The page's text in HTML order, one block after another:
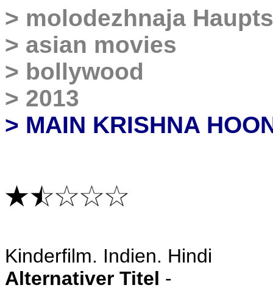
> molodezhnaja
> asian movies
> bollywood
> 2013
> MAIN KRISHNA
Kinderfilm. Indien. Hindi
Alternativer Titel -